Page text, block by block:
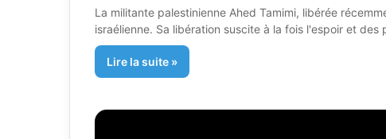
La militante palestinienne Ahed Tamimi, libérée
israélienne. Sa libération suscite à la fois l'espoir et
Lire la suite »